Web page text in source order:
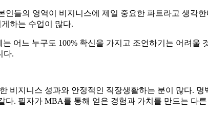
인들의 영역이 비지니스에 제일 중요한 파트라고 생각한
하는 수업이 많다.
어느 누구도 100% 확신을 가지고 조언하기는 어려
다.
비지니스 성과와 안정적인 직장생활하는 분이 많다.
다. 필자가 MBA를 통해 얻은 경험과 가치를 만드는 다